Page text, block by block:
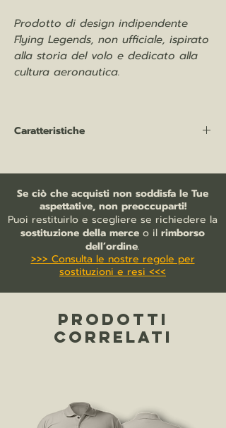
Prodotto di design indipendente
Flying Legends, non ufficiale, ispirato
alla storia del volo e dedicato alla
cultura aeronautica.
Caratteristiche
100% cotone jersey pre-ristretto, ring-
spun pettinato (Single Jersey)
colletto sottile a costine
fettuccia sul collo
tubolare
lavabile fino a 40°C
vestibilità regolare.
Acquistando questo prodotto
promuovete una produzione più
Better Cotton Initiative.
Se ciò che acquisti non soddisfa le Tue
aspettative, non preoccuparti!
Puoi restituirlo e scegliere se richiedere la
sostituzione della merce o il rimborso
dell’ordine.
>>> Consulta le nostre regole per
sostituzioni e resi <<<
PRODOTTI
CORRELATI